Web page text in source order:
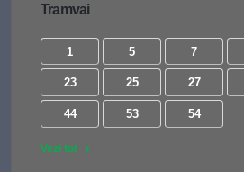
Tramvai
1 5 7
23 25 27
44 53 54
Vezi tot